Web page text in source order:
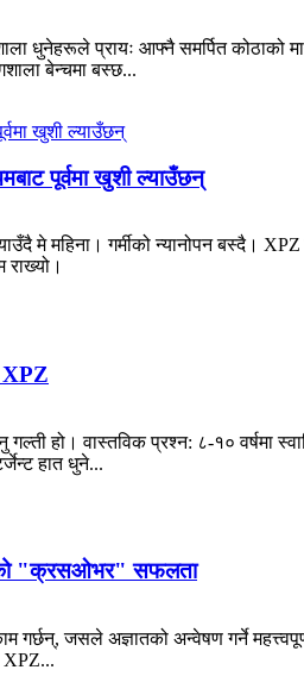
धुनेहरूले प्रायः आफ्नै समर्पित
बेन्चमा बस्छ...
पूर्वमा खुशी ल्याउँछन्
मे महिना। गर्मीको न्यानोपन बस्दै।
राख्यो।
XPZ
हो। वास्तविक प्रश्न: ८-१० वर्षमा
हात धुने...
"क्रसओभर" सफलता
गर्छन्, जसले अज्ञातको अन्वेषण गर्ने
XPZ...